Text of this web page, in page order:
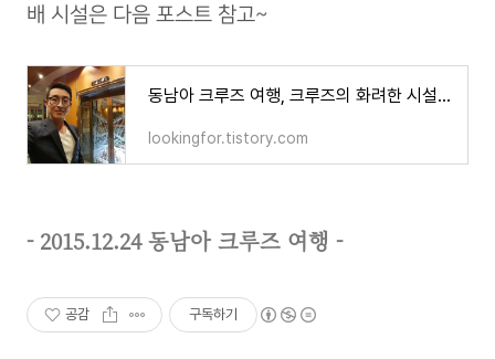
배 시설은 다음 포스트 참고~
동남아 크루즈 여행, 크루즈의 화려한 시설, 즐길 거리
lookingfor.tistory.com
- 2015.12.24 동남아 크루즈 여행 -
공감 구독하기